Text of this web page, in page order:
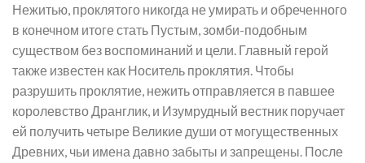
Нежитью, проклятого никогда не умирать и обреченного
в конечном итоге стать Пустым, зомби-подобным
существом без воспоминаний и цели. Главный герой
также известен как Носитель проклятия. Чтобы
разрушить проклятие, нежить отправляется в павшее
королевство Дранглик, и Изумрудный вестник поручает
ей получить четыре Великие души от могущественных
Древних, чьи имена давно забыты и запрещены. После